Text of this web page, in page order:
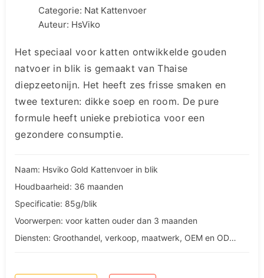
Categorie: Nat Kattenvoer
Auteur: HsViko
Het speciaal voor katten ontwikkelde gouden
natvoer in blik is gemaakt van Thaise
diepzeetonijn. Het heeft zes frisse smaken en
twee texturen: dikke soep en room. De pure
formule heeft unieke prebiotica voor een
gezondere consumptie.
Naam: Hsviko Gold Kattenvoer in blik
Houdbaarheid: 36 maanden
Specificatie: 85g/blik
Voorwerpen: voor katten ouder dan 3 maanden
Diensten: Groothandel, verkoop, maatwerk, OEM en ODM diensten